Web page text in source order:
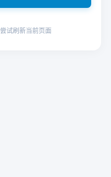
试刷新当前页面